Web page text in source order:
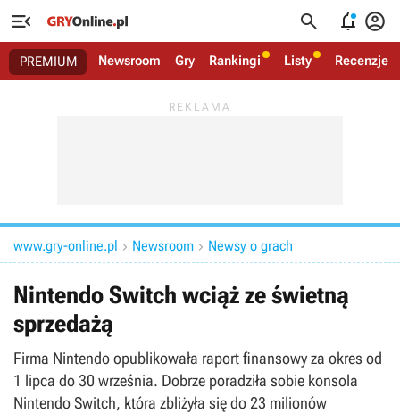
   
PREMIUM Newsroom Gry Rankingi Listy Recenzje
www.gry-online.pl  Newsroom  Newsy o grach
Nintendo Switch wciąż ze świetną
sprzedażą
Firma Nintendo opublikowała raport finansowy za okres od
1 lipca do 30 września. Dobrze poradziła sobie konsola
Nintendo Switch, która zbliżyła się do 23 milionów